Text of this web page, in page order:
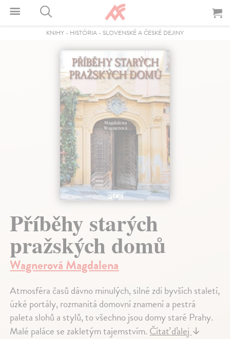
KNIHY - HISTÓRIA - SLOVENSKÉ A ČESKÉ DEJINY
Příběhy starých
pražských domů
Wagnerová Magdalena
Atmosféra časů dávno minulých, silné zdi byvších staletí,
úzké portály, rozmanitá domovní znamení a pestrá
paleta slohů a stylů, to všechno jsou domy staré Prahy.
Malé paláce se zakletým tajemstvím. Čítať ďalej ↓